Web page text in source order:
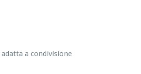
a condivisione